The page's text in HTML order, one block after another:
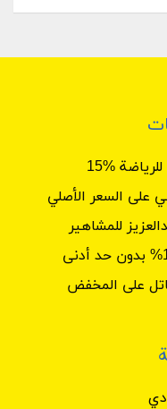
%15
على السعر الأصلي
للمشاهير
على المخفض